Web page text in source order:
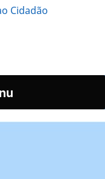
Cidadão